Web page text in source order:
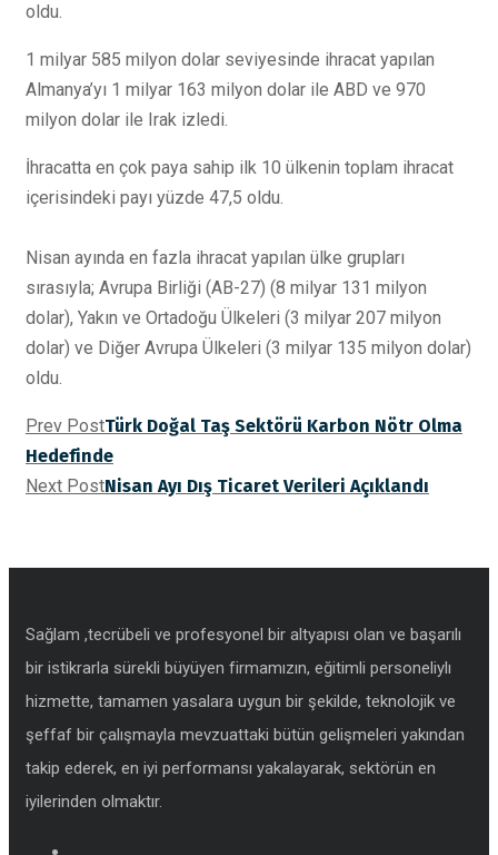
oldu.
1 milyar 585 milyon dolar seviyesinde ihracat yapılan
Almanya’yı 1 milyar 163 milyon dolar ile ABD ve 970
milyon dolar ile Irak izledi.
İhracatta en çok paya sahip ilk 10 ülkenin toplam ihracat
içerisindeki payı yüzde 47,5 oldu.
Nisan ayında en fazla ihracat yapılan ülke grupları
sırasıyla; Avrupa Birliği (AB-27) (8 milyar 131 milyon
dolar), Yakın ve Ortadoğu Ülkeleri (3 milyar 207 milyon
dolar) ve Diğer Avrupa Ülkeleri (3 milyar 135 milyon dolar)
oldu.
Prev PostTürk Doğal Taş Sektörü Karbon Nötr Olma
Hedefinde
Next PostNisan Ayı Dış Ticaret Verileri Açıklandı
Sağlam ,tecrübeli ve profesyonel bir altyapısı olan ve başarılı
bir istikrarla sürekli büyüyen firmamızın, eğitimli personeliylı
hizmette, tamamen yasalara uygun bir şekilde, teknolojik ve
şeffaf bir çalışmayla mevzuattaki bütün gelişmeleri yakından
takip ederek, en iyi performansı yakalayarak, sektörün en
iyilerinden olmaktır.